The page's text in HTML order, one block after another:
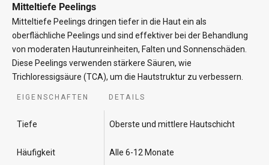
Mitteltiefe Peelings
Mitteltiefe Peelings dringen tiefer in die Haut ein als
oberflächliche Peelings und sind effektiver bei der Behandlung
von moderaten Hautunreinheiten, Falten und Sonnenschäden.
Diese Peelings verwenden stärkere Säuren, wie
Trichloressigsäure (TCA), um die Hautstruktur zu verbessern.
EIGENSCHAFTEN DETAILS
Tiefe Oberste und mittlere Hautschicht
Häufigkeit Alle 6-12 Monate